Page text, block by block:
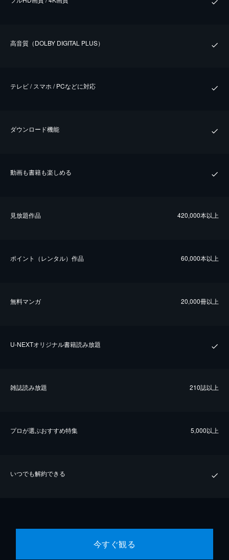
⾼⾳質（DOLBY DIGITAL PLUS）
テレビ / スマホ / PCなどに対応
ダウンロード機能
動画も書籍も楽しめる
⾒放題作品 420,000本以上
ポイント（レンタル）作品 60,000本以上
無料マンガ 20,000冊以上
U-NEXTオリジナル書籍読み放題
雑誌読み放題 210誌以上
プロが選ぶおすすめ特集 5,000以上
いつでも解約できる
今すぐ観る